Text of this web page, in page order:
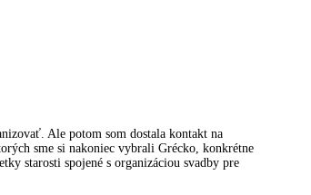
Ale potom som dostala kontakt na
sme si nakoniec vybrali Grécko, konkrétne
starosti spojené s organizáciou svadby pre